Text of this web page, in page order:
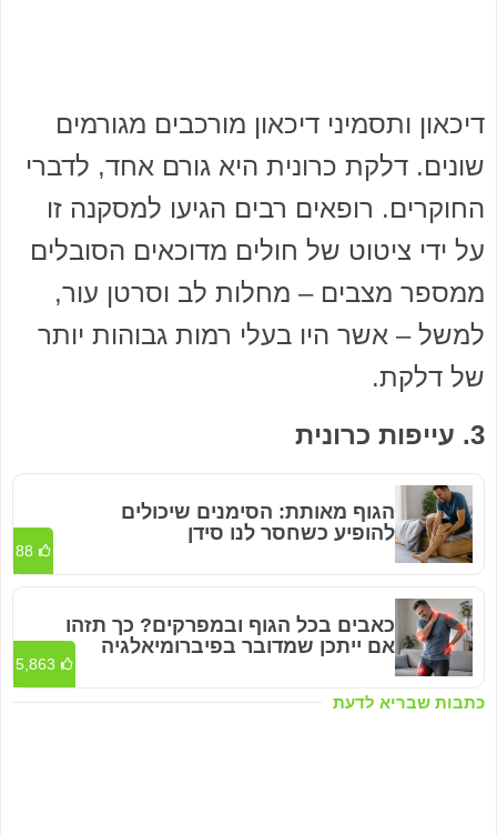
דיכאון ותסמיני דיכאון מורכבים מגורמים
שונים. דלקת כרונית היא גורם אחד, לדברי
החוקרים. רופאים רבים הגיעו למסקנה זו
על ידי ציטוט של חולים מדוכאים הסובלים
ממספר מצבים – מחלות לב וסרטן עור,
למשל – אשר היו בעלי רמות גבוהות יותר
של דלקת.
3. עייפות כרונית
כתבות שבריא לדעת
הגוף מאותת: הסימנים שיכולים
להופיע כשחסר לנו סידן
88
כאבים בכל הגוף ובמפרקים? כך תזהו
אם ייתכן שמדובר בפיברומיאלגיה
5,863